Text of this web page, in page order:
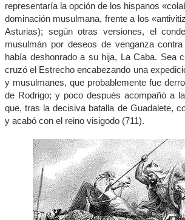
representaría la opción de los hispanos
dominación musulmana, frente a los
Asturias); según otras versiones, el
musulmán por deseos de venganza
había deshonrado a su hija, La Caba. Sea
cruzó el Estrecho encabezando una
y musulmanes, que probablemente fue
de Rodrigo; y poco después acompañó a
que, tras la decisiva batalla de Guadalete,
y acabó con el reino visigodo (711).